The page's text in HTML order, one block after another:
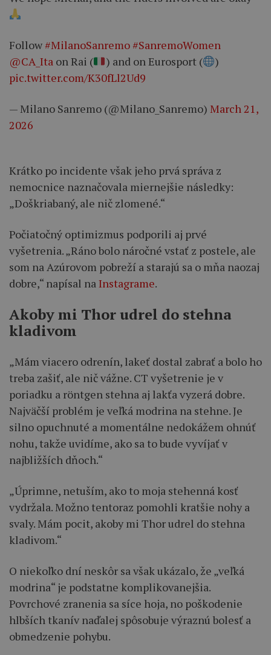
Follow#MilanoSanremo#SanremoWomen
@CA_Ita on Rai ( ) and on Eurosport (
)
pic.twitter.com/K30fLl2Ud9
— Milano Sanremo (@Milano_Sanremo) March 21,
2026
Krátko po incidente však jeho prvá správa z
nemocnice naznačovala miernejšie následky:
„Doškriabaný, ale nič zlomené.“
Počiatočný optimizmus podporili aj prvé
vyšetrenia. „Ráno bolo náročné vstať z postele, ale
som na Azúrovom pobreží a starajú sa o mňa naozaj
dobre,“ napísal naInstagrame.
Akoby mi Thor udrel do stehna
kladivom
„Mám viacero odrenín, lakeť dostal zabrať a bolo ho
treba zašiť, ale nič vážne. CT vyšetrenie je v
poriadku a röntgen stehna aj lakťa vyzerá dobre.
Najväčší problém je veľká modrina na stehne. Je
silno opuchnuté a momentálne nedokážem ohnúť
nohu, takže uvidíme, ako sa to bude vyvíjať v
najbližších dňoch.“
„Úprimne, netuším, ako to moja stehenná kosť
vydržala. Možno tentoraz pomohli kratšie nohy a
svaly. Mám pocit, akoby mi Thor udrel do stehna
kladivom.“
O niekoľko dní neskôr sa však ukázalo, že „veľká
modrina“ je podstatne komplikovanejšia.
Povrchové zranenia sa síce hoja, no poškodenie
hlbších tkanív naďalej spôsobuje výraznú bolesť a
obmedzenie pohybu.